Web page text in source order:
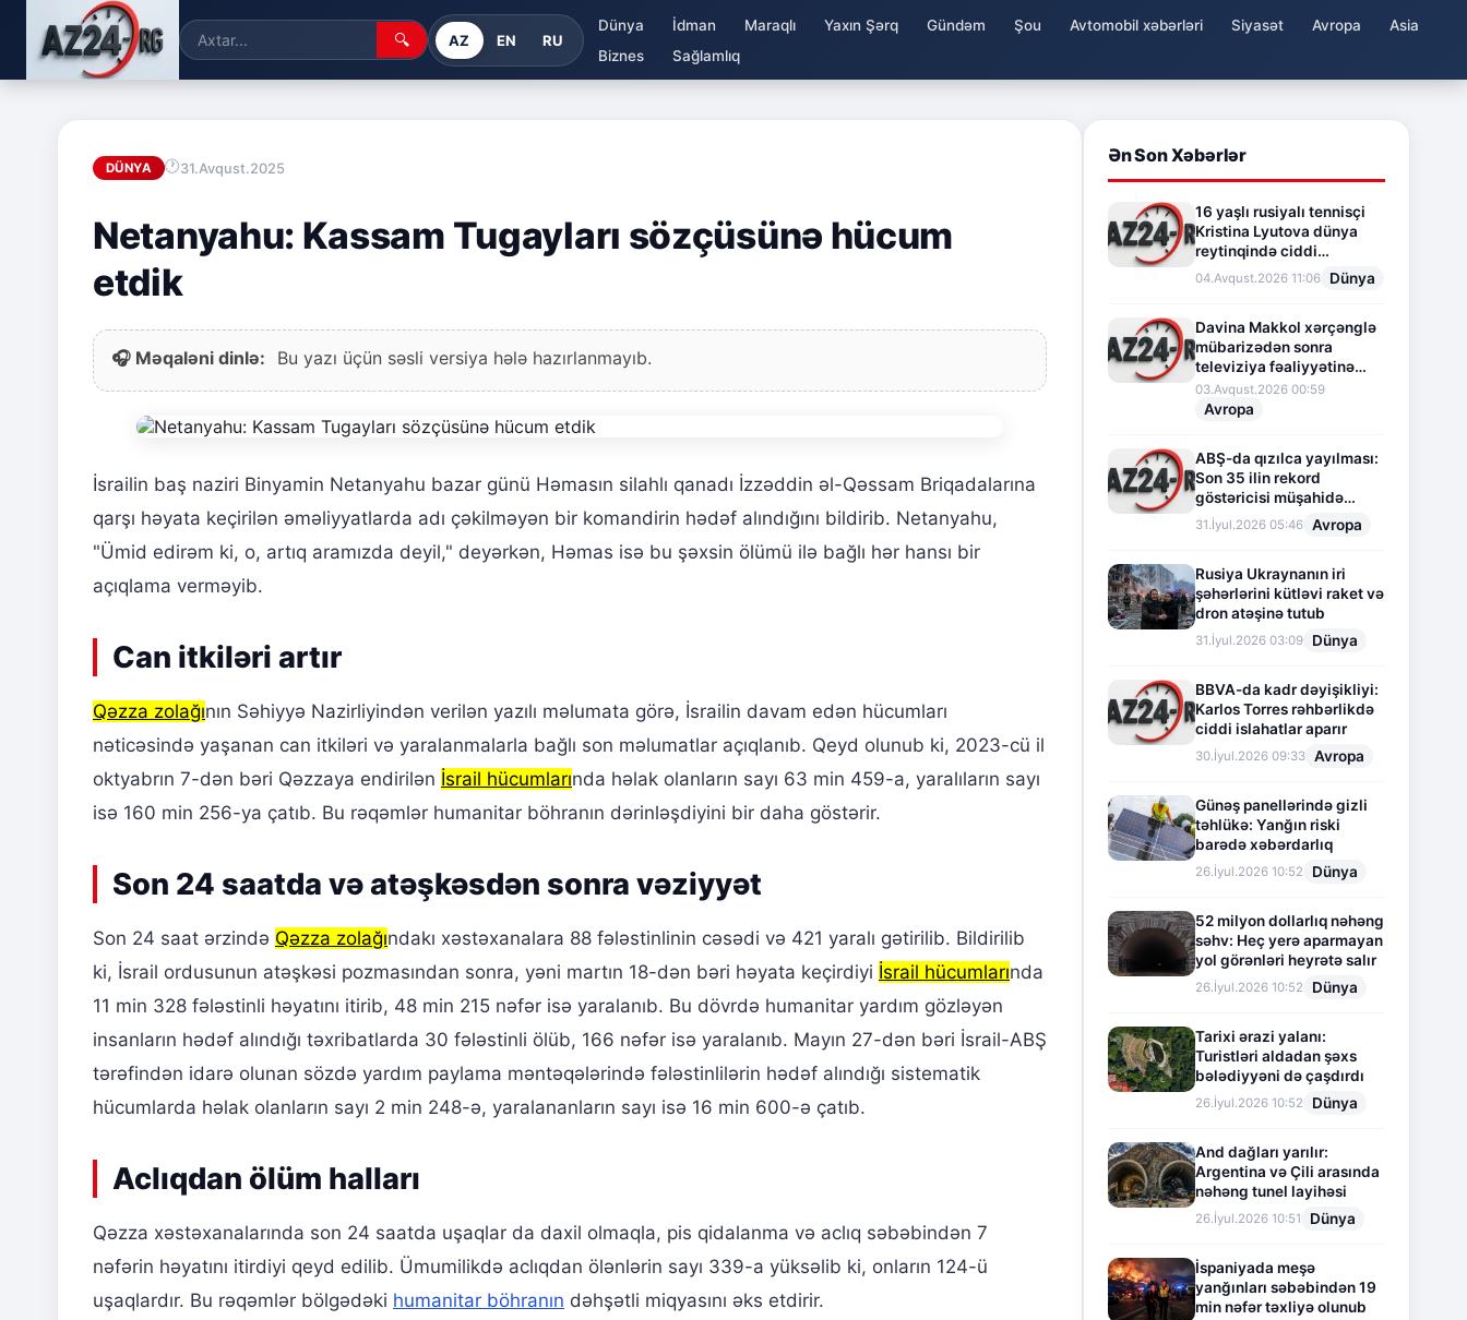
🔍 AZ EN RU
Dünya İdman Maraqlı Yaxın Şərq Gündəm Şou Avtomobil xəbərləri Siyasət Avropa
Asia
Biznes
Sağlamlıq
DÜNYA 31.Avqust.2025
Netanyahu: Kassam Tugayları sözçüsünə hücum
etdik
🎧 Məqaləni dinlə: Bu yazı üçün səsli versiya hələ hazırlanmayıb.
İsrailin baş naziri Binyamin Netanyahu bazar günü Həmasın silahlı qanadı İzzəddin əl-Qəssam Briqadalarına
qarşı həyata keçirilən əməliyyatlarda adı çəkilməyən bir komandirin hədəf alındığını bildirib. Netanyahu,
"Ümid edirəm ki, o, artıq aramızda deyil," deyərkən, Həmas isə bu şəxsin ölümü ilə bağlı hər hansı bir
açıqlama verməyib.
Can itkiləri artır
Qəzza zolağının Səhiyyə Nazirliyindən verilən yazılı məlumata görə, İsrailin davam edən hücumları
nəticəsində yaşanan can itkiləri və yaralanmalarla bağlı son məlumatlar açıqlanıb. Qeyd olunub ki, 2023-cü il
oktyabrın 7-dən bəri Qəzzaya endirilən İsrail hücumlarında həlak olanların sayı 63 min 459-a, yaralıların sayı
isə 160 min 256-ya çatıb. Bu rəqəmlər humanitar böhranın dərinləşdiyini bir daha göstərir.
Son 24 saatda və atəşkəsdən sonra vəziyyət
Son 24 saat ərzində Qəzza zolağındakı xəstəxanalara 88 fələstinlinin cəsədi və 421 yaralı gətirilib. Bildirilib
ki, İsrail ordusunun atəşkəsi pozmasından sonra, yəni martın 18-dən bəri həyata keçirdiyi İsrail hücumlarında
11 min 328 fələstinli həyatını itirib, 48 min 215 nəfər isə yaralanıb. Bu dövrdə humanitar yardım gözləyən
insanların hədəf alındığı təxribatlarda 30 fələstinli ölüb, 166 nəfər isə yaralanıb. Mayın 27-dən bəri İsrail-ABŞ
tərəfindən idarə olunan sözdə yardım paylama məntəqələrində fələstinlilərin hədəf alındığı sistematik
hücumlarda həlak olanların sayı 2 min 248-ə, yaralananların sayı isə 16 min 600-ə çatıb.
Aclıqdan ölüm halları
Qəzza xəstəxanalarında son 24 saatda uşaqlar da daxil olmaqla, pis qidalanma və aclıq səbəbindən 7
nəfərin həyatını itirdiyi qeyd edilib. Ümumilikdə aclıqdan ölənlərin sayı 339-a yüksəlib ki, onların 124-ü
uşaqlardır. Bu rəqəmlər bölgədəki humanitar böhranın dəhşətli miqyasını əks etdirir.
Ən Son Xəbərlər
16 yaşlı rusiyalı tennisçi
Kristina Lyutova dünya
reytinqində ciddi
irəliləyişə imza atdı
04.Avqust.2026 11:06 Dünya
Davina Makkol xərçənglə
mübarizədən sonra
televiziya fəaliyyətinə
fasilə verir
03.Avqust.2026 00:59
Avropa
ABŞ-da qızılca yayılması:
Son 35 ilin rekord
göstəricisi müşahidə
olunur
31.İyul.2026 05:46 Avropa
Rusiya Ukraynanın iri
şəhərlərini kütləvi raket və
dron atəşinə tutub
31.İyul.2026 03:09 Dünya
BBVA-da kadr dəyişikliyi:
Karlos Torres rəhbərlikdə
ciddi islahatlar aparır
30.İyul.2026 09:33 Avropa
Günəş panellərində gizli
təhlükə: Yanğın riski
barədə xəbərdarlıq
26.İyul.2026 10:52 Dünya
52 milyon dollarlıq nəhəng
səhv: Heç yerə aparmayan
yol görənləri heyrətə salır
26.İyul.2026 10:52 Dünya
Tarixi ərazi yalanı:
Turistləri aldadan şəxs
bələdiyyəni də çaşdırdı
26.İyul.2026 10:52 Dünya
And dağları yarılır:
Argentina və Çili arasında
nəhəng tunel layihəsi
26.İyul.2026 10:51 Dünya
İspaniyada meşə
yanğınları səbəbindən 19
min nəfər təxliyə olunub